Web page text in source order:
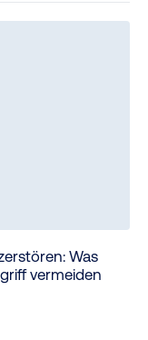
Was
vermeiden